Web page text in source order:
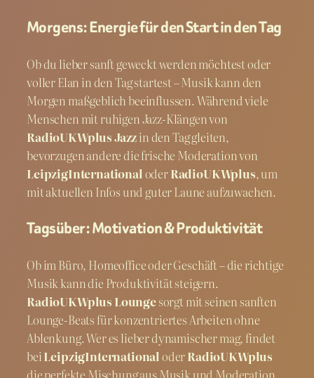
Morgens: Energie für den Start in den Tag
Ob du lieber sanft geweckt werden möchtest oder
voller Elan in den Tag startest – Musik kann den
Morgen maßgeblich beeinflussen. Während viele
Menschen mit ruhigen Jazz-Klängen von
RadioUKWplus Jazzin den Tag gleiten,
bevorzugen andere die frische Moderation von
LeipzigInternational oderRadioUKWplus, um
mit aktuellen Infos und guter Laune aufzuwachen.
Tagsüber: Motivation & Produktivität
Ob im Büro, Homeoffice oder Geschäft – die richtige
Musik kann die Produktivität steigern.
RadioUKWplus Loungesorgt mit seinen sanften
Lounge-Beats für konzentriertes Arbeiten ohne
Ablenkung. Wer es lieber dynamischer mag, findet
bei LeipzigInternational oderRadioUKWplus
die perfekte Mischung aus Musik und Moderation.